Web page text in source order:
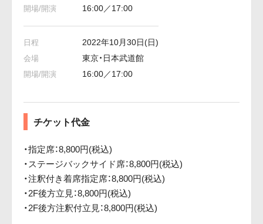
16:00／17:00
2022年10月30日(日)
東京・日本武道館
16:00／17:00
チケット代金
・指定席：8,800円(税込)
・ステージバックサイド席：8,800円(税込)
・注釈付き着席指定席：8,800円(税込)
・2F後方立見：8,800円(税込)
・2F後方注釈付立見：8,800円(税込)